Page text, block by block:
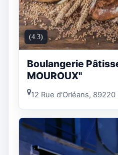
(4.3)
Boulangerie
MOUROUX"
12 Rue d'Orléans,